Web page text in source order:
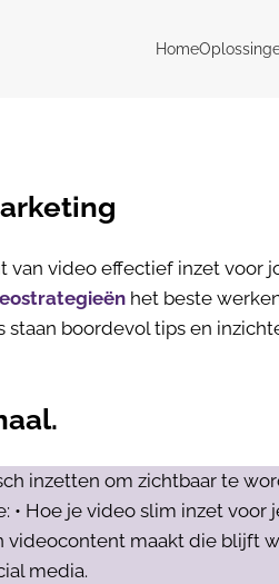
Home
video effectief inzet voor
het beste
boordevol tips en
inzetten om zichtbaar te
Hoe je video slim inzet voor
videocontent maakt die blijft
media.